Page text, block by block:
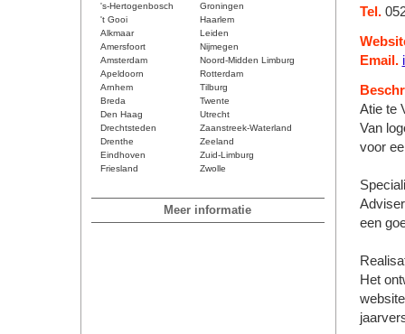
's-Hertogenbosch
Groningen
't Gooi
Haarlem
Alkmaar
Leiden
Amersfoort
Nijmegen
Amsterdam
Noord-Midden Limburg
Apeldoorn
Rotterdam
Arnhem
Tilburg
Breda
Twente
Den Haag
Utrecht
Drechtsteden
Zaanstreek-Waterland
Drenthe
Zeeland
Eindhoven
Zuid-Limburg
Friesland
Zwolle
Meer informatie
Tel.
Email.
Atie te
Van
voor
een
Het